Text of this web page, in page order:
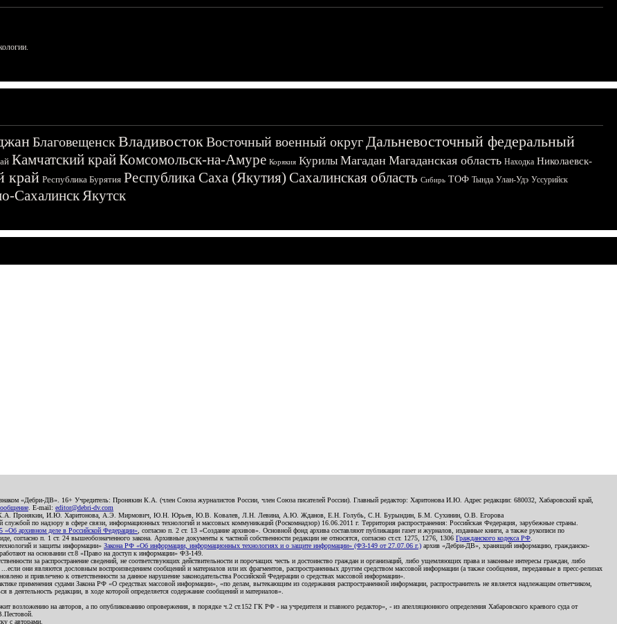
БлаговещенскВладивостокВосточный военный округДальневосточный федеральный
Камчатский крайКомсомольск-на-Амуре Корякия Курилы Магадан Магаданская область Находка Николаевск-
край Республика Бурятия Республика Саха (Якутия) Сахалинская область Сибирь ТОФ Тында Улан-Удэ Уссурийск
СахалинскЯкутск
знаком «Дебри-ДВ». 16+ Учредитель: Пронякин К.А. (член Союза журналистов России, член Союза писателей России). Главный редактор: Харитонова И.Ю. Адрес редакции: 680032, Хабаровский край,
. E-mail: editor@debri-dv.com
К.А. Пронякин, И.Ю. Харитонова, А.Э. Мирмович, Ю.Н. Юрьев, Ю.В. Ковалев, Л.Н. Левина, А.Ю. Жданов, Е.Н. Голубь, С.Н. Бурындин, Б.М. Сухинин, О.В. Егорова
службой по надзору в сфере связи, информационных технологий и массовых коммуникаций (Роскомнадзор) 16.06.2011 г. Территория распространения: Российская Федерация, зарубежные страны.
архивном деле в Российской Федерации» , согласно п. 2 ст. 13 «Создание архивов». Основной фонд архива составляют публикации газет и журналов, изданные книги, а также рукописи по
п. 1 ст. 24 вышеобозначенного закона. Архивные документы к частной собственности редакции не относятся, согласно ст.ст. 1275, 1276, 1306 Гражданского кодекса РФ
и защиты информации» Закона РФ «Об информации, информационных технологиях и о защите информации» (ФЗ-149 от 27.07.06 г.) архив «Дебри-ДВ», хранящий информацию, гражданско-
на основании ст.8 «Право на доступ к информации» ФЗ-149.
за распространение сведений, не соответствующих действительности и порочащих честь и достоинство граждан и организаций, либо ущемляющих права и законные интересы граждан, либо
они являются дословным воспроизведением сообщений и материалов или их фрагментов, распространенных другим средством массовой информации (а также сообщения, переданные в пресс-релизах
и привлечено к ответственности за данное нарушение законодательства Российской Федерации о средствах массовой информации».
применения судами Закона РФ «О средствах массовой информации», «по делам, вытекающим из содержания распространенной информации, распространитель не является надлежащим ответчиком,
деятельность редакции, в ходе которой определяется содержание сообщений и материалов».
возложению на авторов, а по опубликованию опровержения, в порядке ч.2 ст.152 ГК РФ - на учредителя и главного редактор», - из апелляционного определения Хабаровского краевого суда от
с авторами.